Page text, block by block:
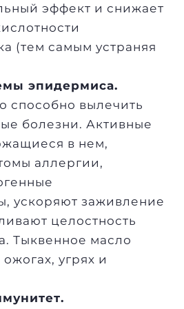
эффект и снижает
(тем самым устраняя
эпидермиса.
способно вылечить
болезни. Активные
в нем,
аллергии,
ускоряют заживление
целостность
Тыквенное масло
угрях и